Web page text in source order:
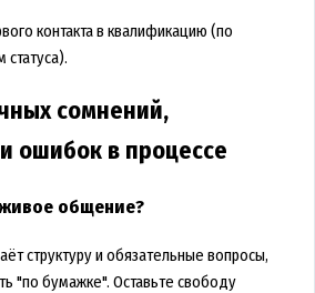
контакта в квалификацию (по
сомнений,
ошибок в процессе
общение?
структуру и обязательные вопросы,
"по бумажке". Оставьте свободу